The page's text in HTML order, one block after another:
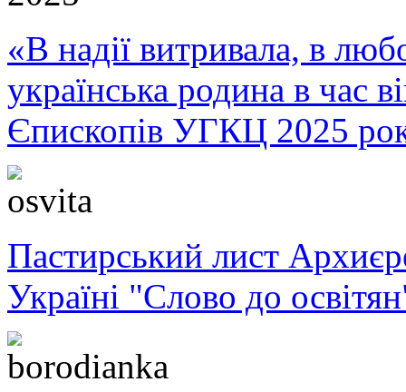
«В надії витривала, в
українська родина в час
Єпископів УГКЦ 2025
Пастирський лист
Україні "Слово до